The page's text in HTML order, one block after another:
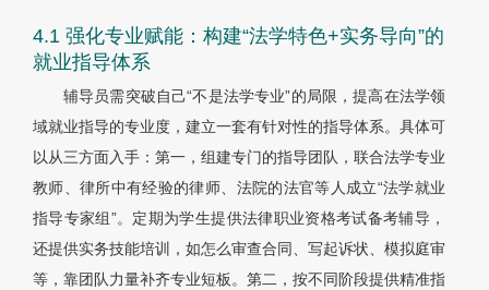
4.1 强化专业赋能：构建“法学特色+实务导向”的
就业指导体系
辅导员需突破自己“不是法学专业”的局限，提高在法学领
域就业指导的专业度，建立一套有针对性的指导体系。具体可
以从三方面入手：第一，组建专门的指导团队，联合法学专业
教师、律所中有经验的律师、法院的法官等人成立“法学就业
指导专家组”。定期为学生提供法律职业资格考试备考辅导，
还提供实务技能培训，如怎么审查合同、写起诉状、模拟庭审
等，靠团队力量补齐专业短板。第二，按不同阶段提供精准指